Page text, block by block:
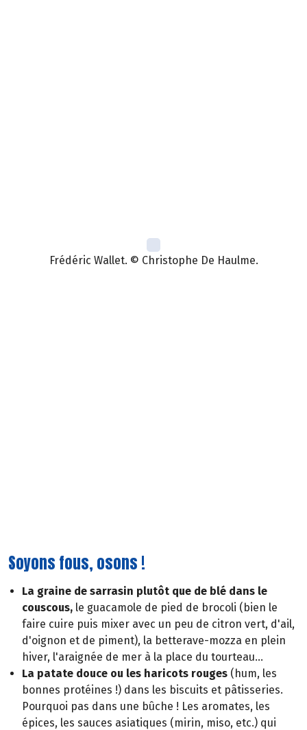
Frédéric Wallet. © Christophe De Haulme.
Soyons fous, osons !
La graine de sarrasin plutôt que de blé dans le
couscous, le guacamole de pied de brocoli (bien le
faire cuire puis mixer avec un peu de citron vert, d'ail,
d'oignon et de piment), la betterave-mozza en plein
hiver, l'araignée de mer à la place du tourteau...
La patate douce ou les haricots rouges (hum, les
bonnes protéines !) dans les biscuits et pâtisseries.
Pourquoi pas dans une bûche ! Les aromates, les
épices, les sauces asiatiques (mirin, miso, etc.) qui